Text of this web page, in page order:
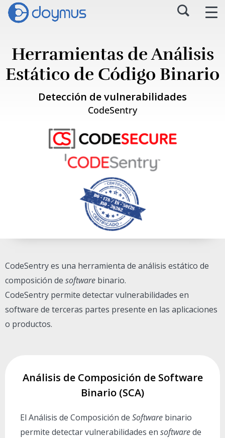
Herramientas de Análisis
Estático de Código Binario
Detección de vulnerabilidades
CodeSentry
CodeSentry es una herramienta de análisis estático de
composición de software binario.
CodeSentry permite detectar vulnerabilidades en
software de terceras partes presente en las aplicaciones
o productos.
Análisis de Composición de Software
Binario (SCA)
El Análisis de Composición de Software binario
permite detectar vulnerabilidades en softwarede